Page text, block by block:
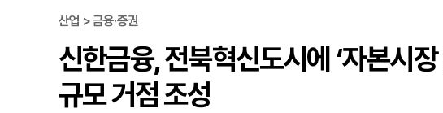
산업 > 금융·증권
신한금융, 전북혁신도시에 ‘자본시
규모 거점 조성